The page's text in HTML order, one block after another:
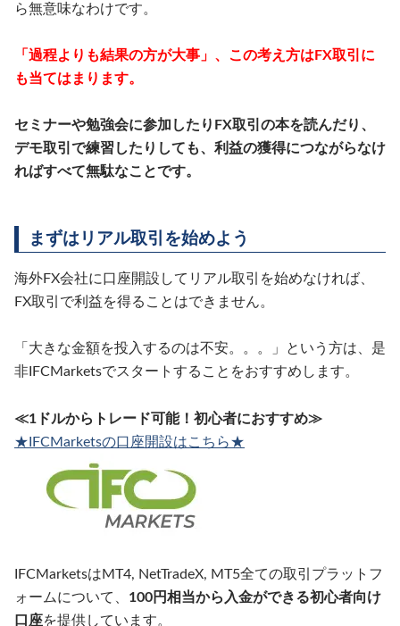
ら無意味なわけです。
「過程よりも結果の方が大事」、この考え方はFX取引に
も当てはまります。
セミナーや勉強会に参加したりFX取引の本を読んだり、
デモ取引で練習したりしても、利益の獲得につながらなけ
ればすべて無駄なことです。
まずはリアル取引を始めよう
海外FX会社に口座開設してリアル取引を始めなければ、
FX取引で利益を得ることはできません。
「大きな金額を投入するのは不安。。。」という方は、是
非IFCMarketsでスタートすることをおすすめします。
≪1ドルからトレード可能！初心者におすすめ≫
★IFCMarketsの口座開設はこちら★
IFCMarketsはMT4, NetTradeX, MT5全ての取引プラットフ
ォームについて、 100円相当から入金ができる初心者向け
口座を提供しています。